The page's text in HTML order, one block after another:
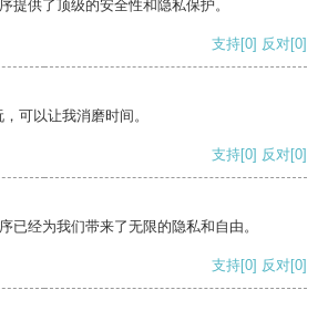
提供了顶级的安全性和隐私保护。
支持[0] 反对[0]
可以让我消磨时间。
支持[0] 反对[0]
已经为我们带来了无限的隐私和自由。
支持[0] 反对[0]